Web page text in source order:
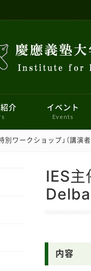
介
ター
イベント
Events
別ワークショップ」（講演
IES主
内容